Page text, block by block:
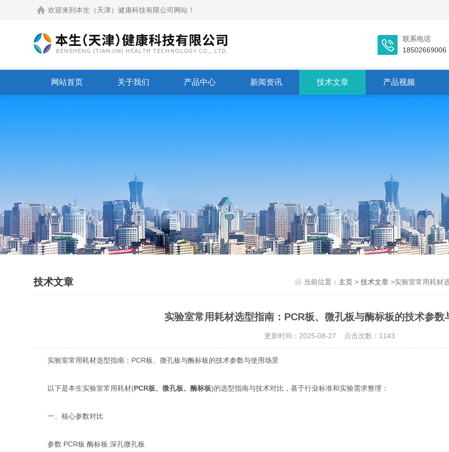
欢迎来到本生（天津）健康科技有限公司网站！
联系电话
18502669006
网站首页 关于我们 产品中心 新闻资讯 技术文章 产品视频
技术文章 当前位置： 主页> 技术文章>实验室常用耗材
实验室常用耗材选型指南：PCR板、微孔板与酶标板的技术参数
更新时间：2025-08-27 点击次数：1143
实验室常用耗材选型指南：PCR板、微孔板与酶标板的技术参数与使用场景
以下是本生实验室常用耗材(PCR板、微孔板、酶标板)的选型指南与技术对比，基于行业标准和实验需求整理：
一、核心参数对比‌
参数‌ ‌PCR板‌ ‌酶标板‌ ‌深孔微孔板‌